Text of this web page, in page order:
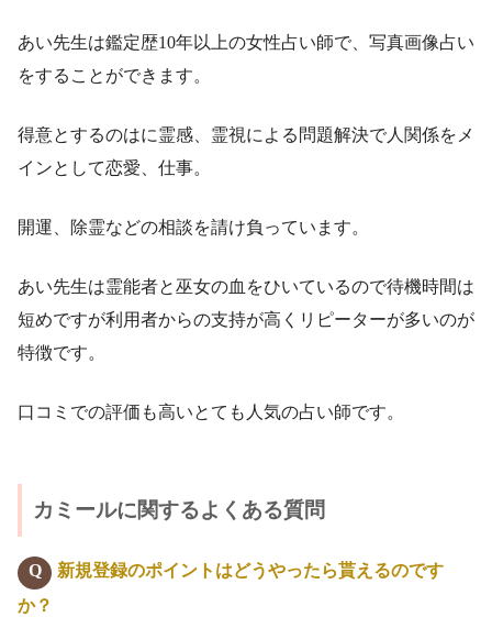
あい先生は鑑定歴10年以上の女性占い師で、写真画像占い
をすることができます。
得意とするのはに霊感、霊視による問題解決で人関係をメ
インとして恋愛、仕事。
開運、除霊などの相談を請け負っています。
あい先生は霊能者と巫女の血をひいているので待機時間は
短めですが利用者からの支持が高くリピーターが多いのが
特徴です。
口コミでの評価も高いとても人気の占い師です。
カミールに関するよくある質問
新規登録のポイントはどうやったら貰えるのです
か？